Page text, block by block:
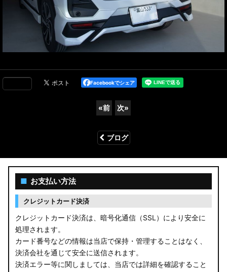
Facebookでシェア
«前 次»
ブログ
■ お支払い方法
クレジットカード決済
クレジットカード決済は、暗号化通信（SSL）により安全に
処理されます。
カード番号などの情報は当店で保持・管理することはなく、
決済会社を通じて安全に送信されます。
決済エラー等に関しましては、当店では詳細を確認すること